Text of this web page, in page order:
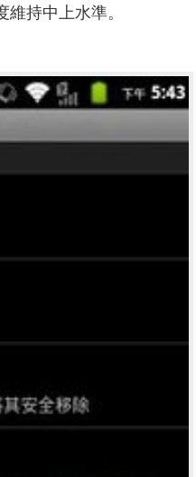
持中上水準。